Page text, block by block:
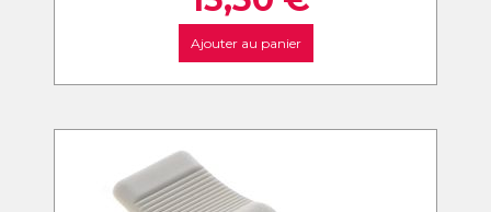
Ajouter au panier